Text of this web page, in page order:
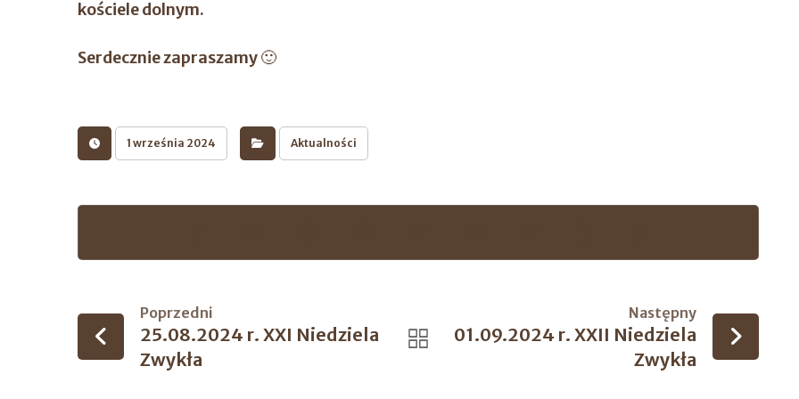
kościele dolnym.
Serdecznie zapraszamy 🙂
1 września 2024 Aktualności
Poprzedni
25.08.2024 r. XXI Niedziela
Zwykła
Następny
01.09.2024 r. XXII Niedziela
Zwykła